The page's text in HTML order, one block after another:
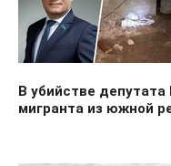
В убийстве
мигранта из южной